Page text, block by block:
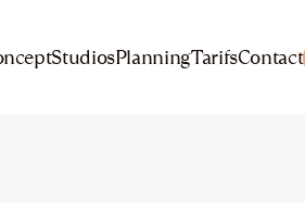
StudiosPlanningTarifsContact